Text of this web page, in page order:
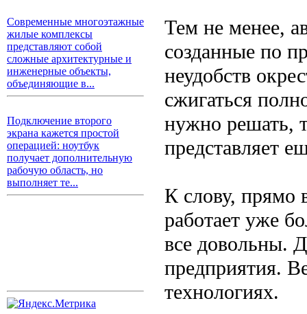
Современные многоэтажные
жилые комплексы
представляют собой
сложные архитектурные и
инженерные объекты,
объединяющие в...
Подключение второго
экрана кажется простой
операцией: ноутбук
получает дополнительную
рабочую область, но
выполняет те...
Тем не менее,
созданные по
неудобств
сжигаться
нужно решать,
представляет
К слову, прямо
работает уже
все довольны.
предприятия.
технологиях.